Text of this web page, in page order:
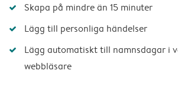
Skapa på mindre än 15 minuter
Lägg till personliga händelser
Lägg automatiskt till namnsdagar i
webbläsare